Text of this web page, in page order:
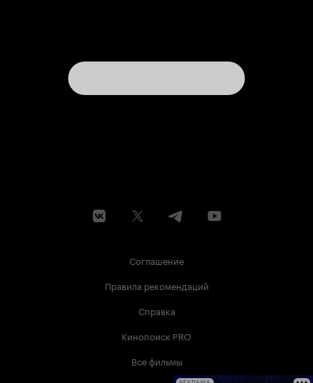
Соглашение
Правила рекомендаций
Справка
Кинопоиск PRO
Все фильмы